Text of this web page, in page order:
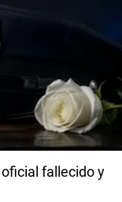
fallecido y